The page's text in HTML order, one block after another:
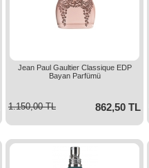
Jean Paul Gaultier Classique EDP
Bayan Parfümü
862,50 TL
1.150,00 TL